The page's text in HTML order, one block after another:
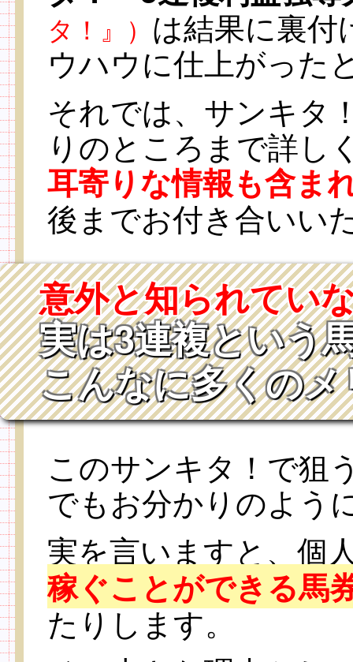
タ！』） は結果に裏付
ウハウに仕上がった
それでは、サンキタ
りのところまで詳し
耳寄りな情報も含ま
後までお付き合いい
意外と知られてい
実は3連複という
こんなに多くの
このサンキタ！で狙
でもお分かりのよう
実を言いますと、個
稼ぐことができる馬
たりします。